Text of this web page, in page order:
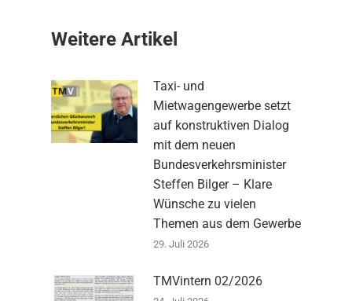
Weitere Artikel
Taxi- und
Mietwagengewerbe setzt
auf konstruktiven Dialog
mit dem neuen
Bundesverkehrsminister
Steffen Bilger – Klare
Wünsche zu vielen
Themen aus dem Gewerbe
29. Juli 2026
TMVintern 02/2026